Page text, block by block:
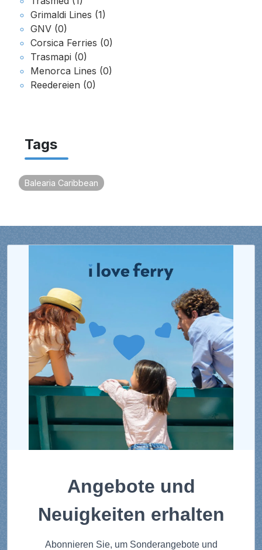
Grimaldi Lines (1)
GNV (0)
Corsica Ferries (0)
Trasmapi (0)
Menorca Lines (0)
Reedereien (0)
Tags
Balearia Caribbean
Angebote und
Neuigkeiten erhalten
Abonnieren Sie, um Sonderangebote und